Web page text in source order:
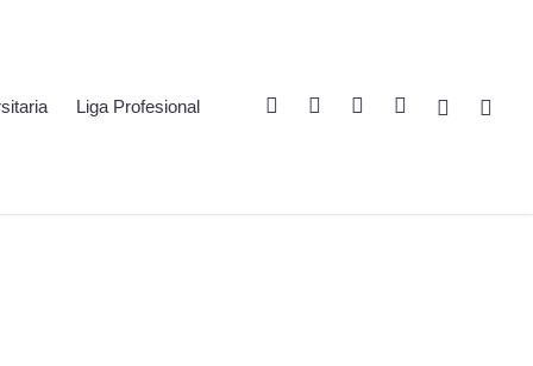
Liga Profesional Twitter LinkedinYoutubeInstagramSpotify Twitch